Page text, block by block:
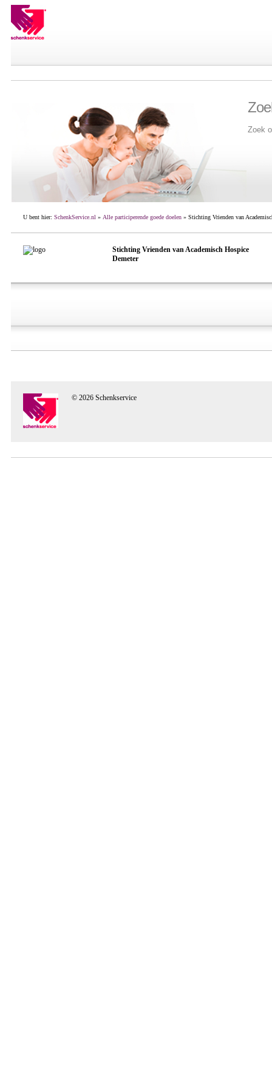
Zoek
U bent hier: SchenkService.nl » Alle participerende goede doelen» Stichting Vrienden van
Stichting Vrienden van Academisch Hospice
Demeter
© 2026 Schenkservice